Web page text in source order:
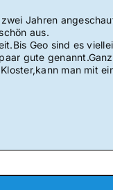
Jahren
aus.
Geo sind es
gute
man mit